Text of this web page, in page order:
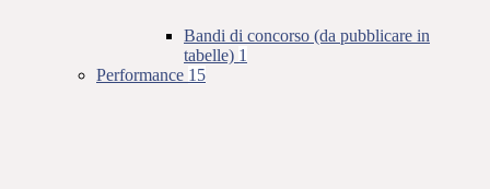
Bandi di concorso (da pubblicare in
tabelle) 1
Performance 15